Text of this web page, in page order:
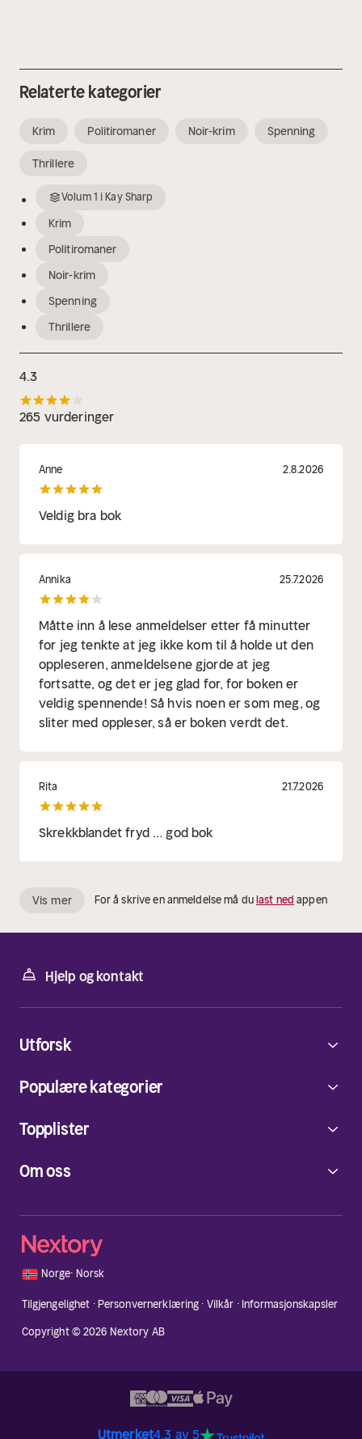
Relaterte kategorier
Krim Politiromaner Noir-krim Spenning
Thrillere
Volum1 iKay Sharp
Krim
Politiromaner
Noir-krim
Spenning
Thrillere
4.3
265 vurderinger
Anne 2.8.2026
Veldig bra bok
Annika 25.7.2026
Måtte inn å lese anmeldelser etter få minutter
for jeg tenkte at jeg ikke kom til å holde ut den
oppleseren, anmeldelsene gjorde at jeg
fortsatte, og det er jeg glad for, for boken er
veldig spennende! Så hvis noen er som meg, og
sliter med oppleser, så er boken verdt det.
Rita 21.7.2026
Skrekkblandet fryd … god bok
Vis mer For å skrive en anmeldelse må dulast ned appen
Hjelp og kontakt
Om oss
Utforsk
Populære kategorier
Topplister
🇳🇴 Norge· Norsk
Tilgjengelighet ·Personvernerklæring · Vilkår · Informasjonskapsler
Copyright © 2026 Nextory AB
Utmerket4.3 av 5